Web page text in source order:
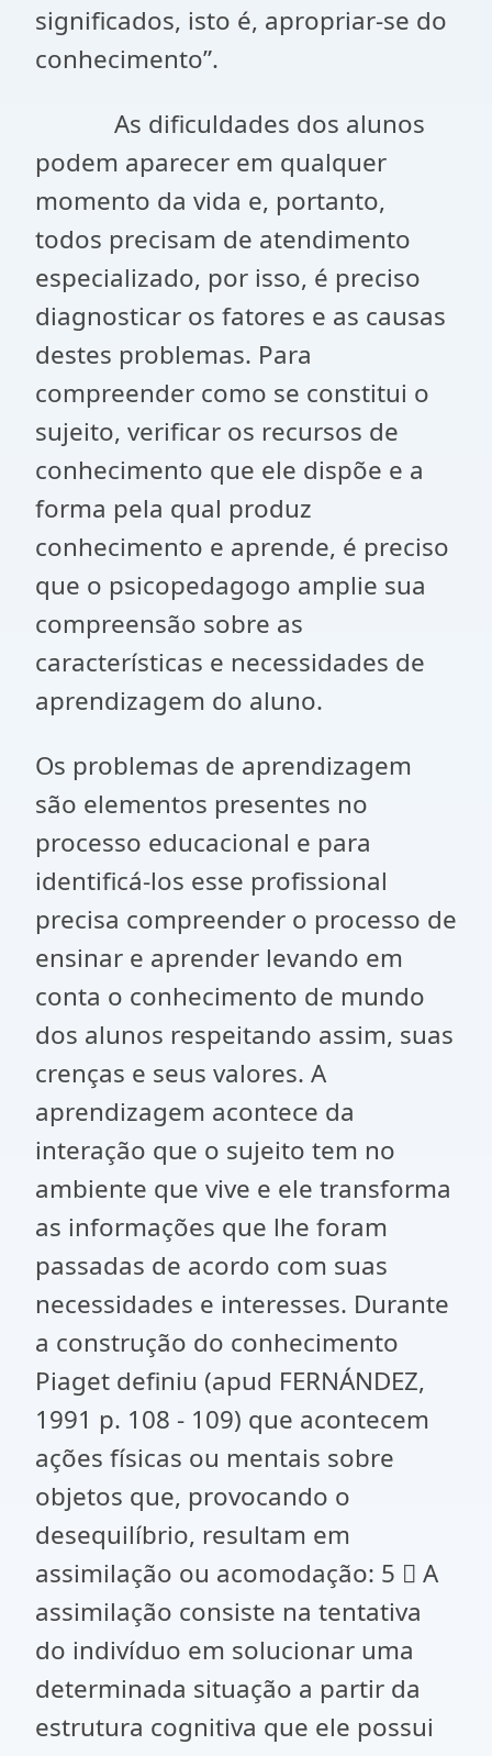
significados, isto é, apropriar-se do
conhecimento”.
As dificuldades dos alunos
podem aparecer em qualquer
momento da vida e, portanto,
todos precisam de atendimento
especializado, por isso, é preciso
diagnosticar os fatores e as causas
destes problemas. Para
compreender como se constitui o
sujeito, verificar os recursos de
conhecimento que ele dispõe e a
forma pela qual produz
conhecimento e aprende, é preciso
que o psicopedagogo amplie sua
compreensão sobre as
características e necessidades de
aprendizagem do aluno.
Os problemas de aprendizagem
são elementos presentes no
processo educacional e para
identificá-los esse profissional
precisa compreender o processo de
ensinar e aprender levando em
conta o conhecimento de mundo
dos alunos respeitando assim, suas
crenças e seus valores. A
aprendizagem acontece da
interação que o sujeito tem no
ambiente que vive e ele transforma
as informações que lhe foram
passadas de acordo com suas
necessidades e interesses. Durante
a construção do conhecimento
Piaget definiu (apud FERNÁNDEZ,
1991 p. 108 - 109) que acontecem
ações físicas ou mentais sobre
objetos que, provocando o
desequilíbrio, resultam em
assimilação ou acomodação: 5  A
assimilação consiste na tentativa
do indivíduo em solucionar uma
determinada situação a partir da
estrutura cognitiva que ele possui